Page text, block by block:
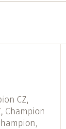
CZ,
Champion